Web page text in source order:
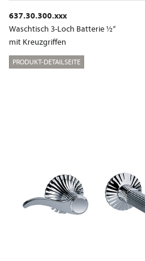
637.30.300.xxx
Waschtisch 3-Loch Batterie ½“
mit Kreuzgriffen
PRODUKT-DETAILSEITE